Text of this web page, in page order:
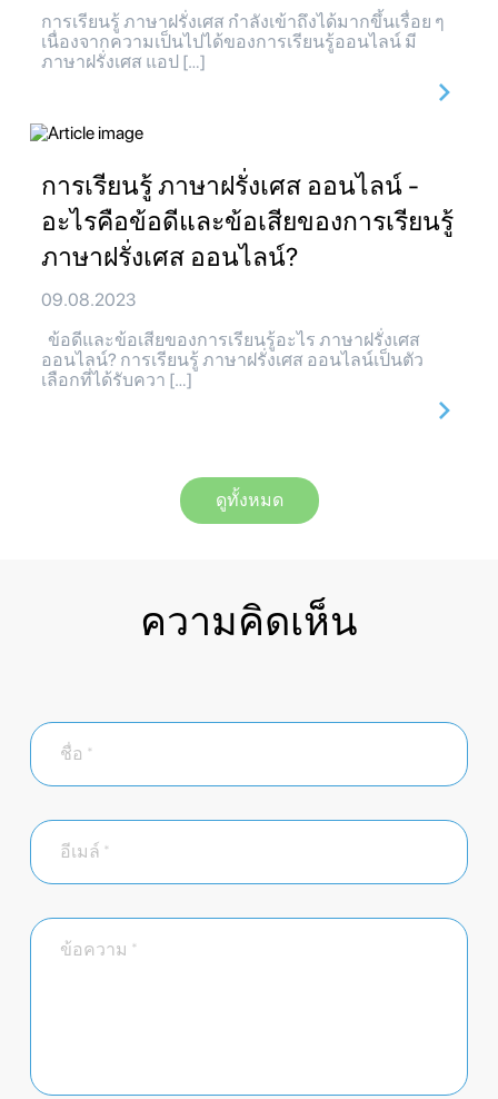
การเรียนรู้ ภาษาฝรั่งเศส กำลังเข้าถึงได้มากขึ้นเรื่อย ๆ
เนื่องจากความเป็นไปได้ของการเรียนรู้ออนไลน์ มี
ภาษาฝรั่งเศส แอป […]
การเรียนรู้ ภาษาฝรั่งเศส ออนไลน์ -
อะไรคือข้อดีและข้อเสียของการเรียนรู้
ภาษาฝรั่งเศส ออนไลน์?
09.08.2023
ข้อดีและข้อเสียของการเรียนรู้อะไร ภาษาฝรั่งเศส
ออนไลน์? การเรียนรู้ ภาษาฝรั่งเศส ออนไลน์เป็นตัว
เลือกที่ได้รับควา […]
ดูทั้งหมด
ความคิดเห็น